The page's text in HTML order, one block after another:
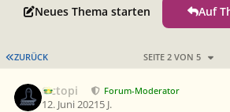
Neues Thema starten Auf
ERSTE SEITE
ZURÜCK SEITE 2 VON 5
Octopi Forum-Moderator
12. Juni 20215 J.